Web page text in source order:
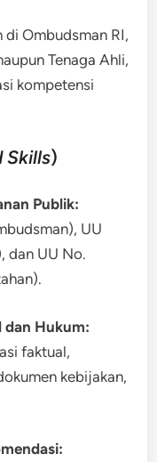
Ombudsman RI,
Tenaga Ahli,
kompetensi
Skills)
Publik:
UU
dan UU No.
dan Hukum:
faktual,
kebijakan,